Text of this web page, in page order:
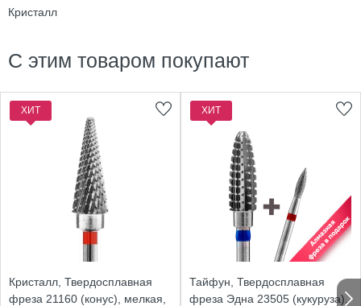
Кристалл
С этим товаром покупают
ХИТ
Кристалл, Твердосплавная
фреза 21160 (конус), мелкая,
ХИТ
Тайфун, Твердосплавная
фреза Эдна 23505 (кукуруза),